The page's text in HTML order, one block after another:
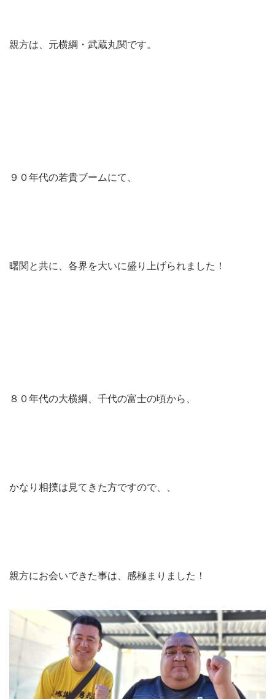
親方は、元横綱・武蔵丸関です。
９０年代の若貴ブームにて、
曙関と共に、各界を大いに盛り上げられました！
８０年代の大横綱、千代の富士の頃から、
かなり相撲は見てきた方ですので、、
親方にお会いできた事は、感極まりました！